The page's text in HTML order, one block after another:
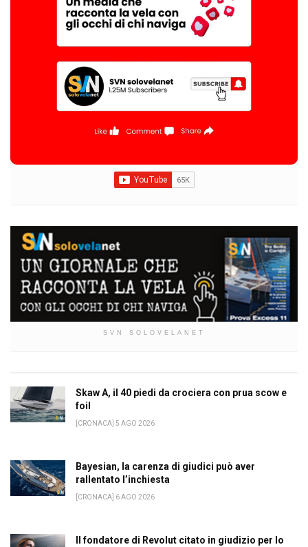
SVN SOLOVELANET
Skaw A, il 40 piedi da crociera con prua scow e
foil
[CRONACA] 5 AGO 2026
Bayesian, la carenza di giudici può aver
rallentato l’inchiesta
[CRONACA] 6 AGO 2026
Il fondatore di Revolut citato in giudizio per lo